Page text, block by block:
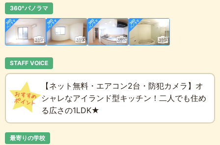
360°パノラマ
STAFF VOICE
【ネット無料・エアコン2台・防犯カメラ】オ
シャレなアイランド型キッチン！二人でも住め
る広さの1LDK★
最寄りの学校